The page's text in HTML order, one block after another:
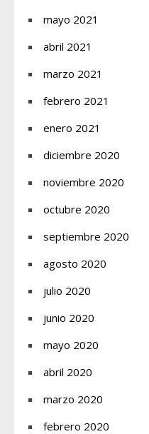
mayo 2021
abril 2021
marzo 2021
febrero 2021
enero 2021
diciembre 2020
noviembre 2020
octubre 2020
septiembre 2020
agosto 2020
julio 2020
junio 2020
mayo 2020
abril 2020
marzo 2020
febrero 2020